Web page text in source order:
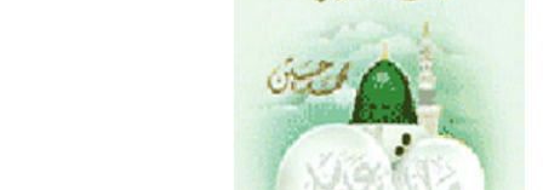
من تراث الشيح محمد حسين عيسى رحمه الله تهنئة بحلول
نصائح مجمعه للاخوات